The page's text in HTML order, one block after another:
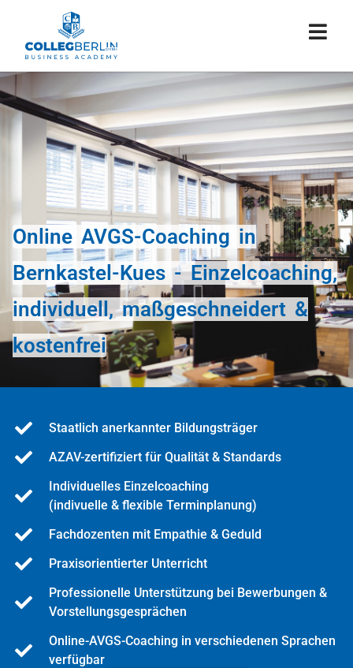
Online AVGS-Coaching in
Bernkastel-Kues - Einzelcoaching,
individuell, maßgeschneidert &
kostenfrei
Staatlich anerkannter Bildungsträger
AZAV-zertifiziert für Qualität & Standards
Individuelles Einzelcoaching
(indivuelle & flexible Terminplanung)
Fachdozenten mit Empathie & Geduld
Praxisorientierter Unterricht
Professionelle Unterstützung bei Bewerbungen &
Vorstellungsgesprächen
Online-AVGS-Coaching in verschiedenen Sprachen
verfügbar